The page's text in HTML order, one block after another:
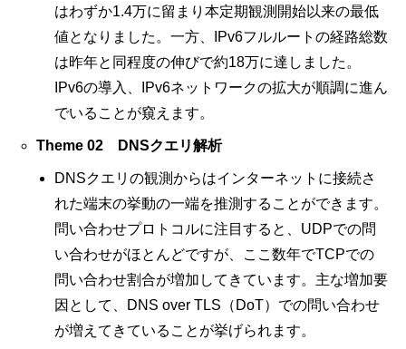
はわずか1.4万に留まり本定期観測開始以来の最低
値となりました。一方、IPv6フルルートの経路総数
は昨年と同程度の伸びで約18万に達しました。
IPv6の導入、IPv6ネットワークの拡大が順調に進ん
でいることが窺えます。
Theme 02 DNSクエリ解析
DNSクエリの観測からはインターネットに接続さ
れた端末の挙動の一端を推測することができます。
問い合わせプロトコルに注目すると、UDPでの問
い合わせがほとんどですが、ここ数年でTCPでの
問い合わせ割合が増加してきています。主な増加要
因として、DNS over TLS（DoT）での問い合わせ
が増えてきていることが挙げられます。